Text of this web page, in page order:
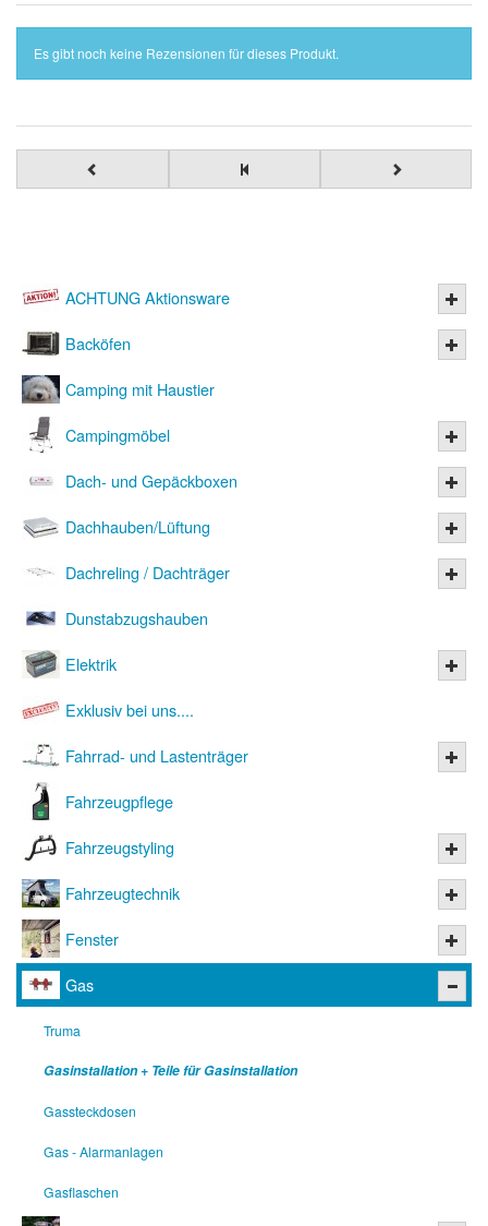
Es gibt noch keine Rezensionen für dieses Produkt.
ACHTUNG Aktionsware
Backöfen
Camping mit Haustier
Campingmöbel
Dach- und Gepäckboxen
Dachhauben/Lüftung
Dachreling / Dachträger
Dunstabzugshauben
Elektrik
Exklusiv bei uns....
Fahrrad- und Lastenträger
Fahrzeugpflege
Fahrzeugstyling
Fahrzeugtechnik
Fenster
Gas
Truma
Gasinstallation + Teile für Gasinstallation
Gassteckdosen
Gas - Alarmanlagen
Gasflaschen